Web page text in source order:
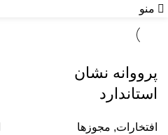
منو
پرووانه نشان
استاندارد
افتخارات, مجوزها